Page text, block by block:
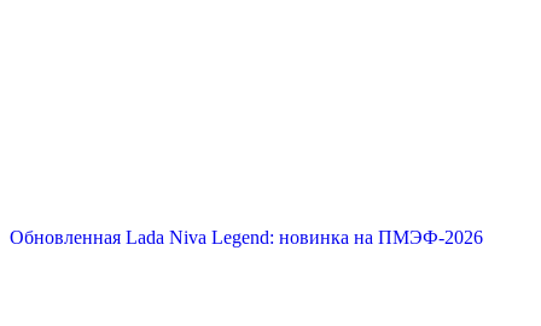
Обновленная Lada Niva Legend: новинка на ПМЭФ-2026